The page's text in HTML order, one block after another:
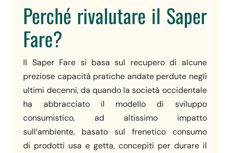
Perché rivalutare il Saper
Fare?
Il Saper Fare si basa sul recupero di alcune
preziose capacità pratiche andate perdute negli
ultimi decenni, da quando la società occidentale
ha abbracciato il modello di sviluppo
consumistico, ad altissimo impatto
sull’ambiente, basato sul frenetico consumo
di prodotti usa e getta, concepiti per durare il